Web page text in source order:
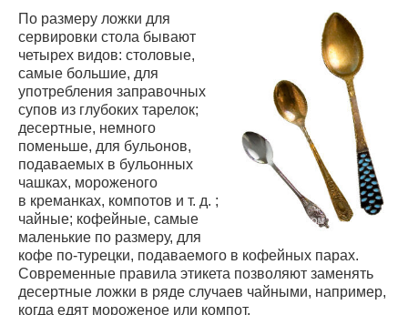
По размеру ложки для
сервировки стола бывают
четырех видов: столовые,
самые большие, для
употребления заправочных
супов из глубоких тарелок;
десертные, немного
поменьше, для бульонов,
подаваемых в бульонных
чашках, мороженого
в креманках, компотов и т. д. ;
чайные; кофейные, самые
маленькие по размеру, для
кофе по-турецки, подаваемого в кофейных парах.
Современные правила этикета позволяют заменять
десертные ложки в ряде случаев чайными, например,
когда едят мороженое или компот.